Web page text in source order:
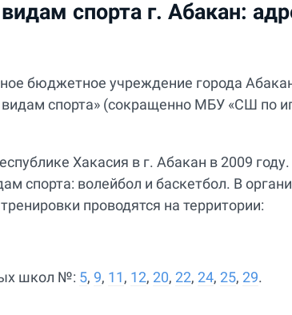
спорта г. Абакан:
бюджетное учреждение города
спорта» (сокращенно МБУ «СШ по
Хакасия в г. Абакан в 2009 году.
спорта: волейбол и баскетбол. В
проводятся на территории:
школ №: 5, 9, 11, 12, 20, 22, 24, 25, 29.